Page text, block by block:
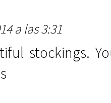
a las 3:31
stockings.
s